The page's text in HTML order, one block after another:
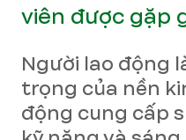
viên được gặp
Người lao động
trọng của nền
động cung cấp